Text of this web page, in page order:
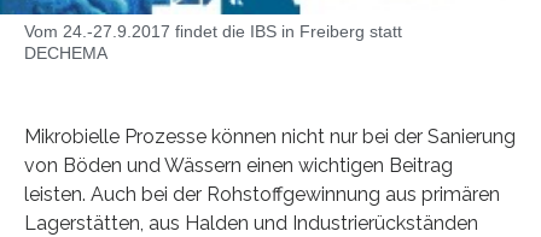
Vom 24.-27.9.2017 findet die IBS in Freiberg statt
DECHEMA
Mikrobielle Prozesse können nicht nur bei der Sanierung
von Böden und Wässern einen wichtigen Beitrag
leisten. Auch bei der Rohstoffgewinnung aus primären
Lagerstätten, aus Halden und Industrierückständen